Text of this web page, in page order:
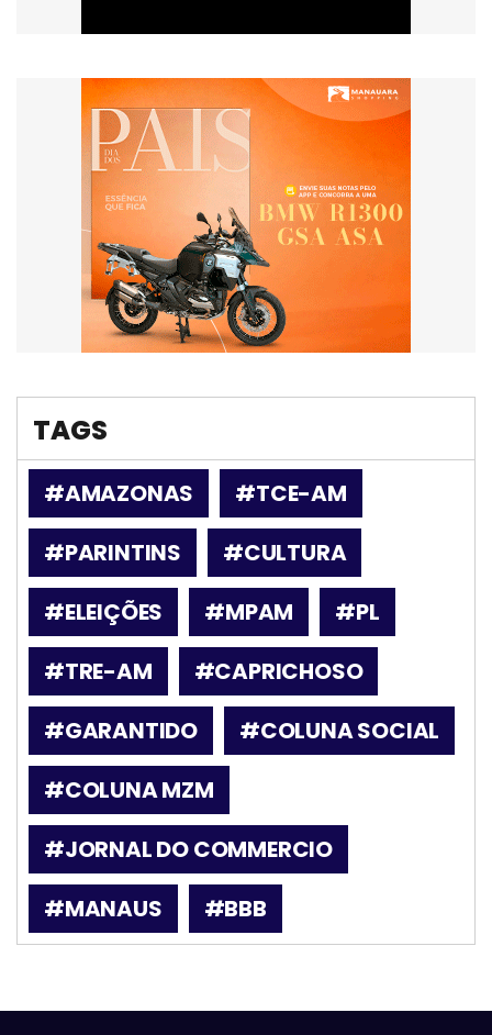
TAGS
#AMAZONAS
#TCE-AM
#PARINTINS
#CULTURA
#ELEIÇÕES
#MPAM
#PL
#TRE-AM
#CAPRICHOSO
#GARANTIDO
#COLUNA SOCIAL
#COLUNA MZM
#JORNAL DO COMMERCIO
#MANAUS
#BBB